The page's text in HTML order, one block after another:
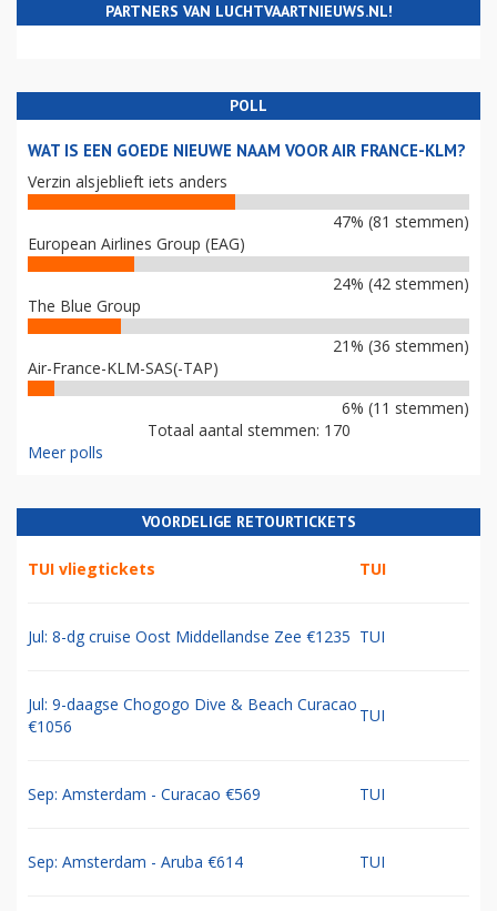
PARTNERS VAN LUCHTVAARTNIEUWS.NL!
POLL
WAT IS EEN GOEDE NIEUWE NAAM VOOR AIR FRANCE-KLM?
Verzin alsjeblieft iets anders
47% (81 stemmen)
European Airlines Group (EAG)
24% (42 stemmen)
The Blue Group
21% (36 stemmen)
Air-France-KLM-SAS(-TAP)
6% (11 stemmen)
Totaal aantal stemmen: 170
Meer polls
VOORDELIGE RETOURTICKETS
TUI vliegtickets TUI
Jul: 8-dg cruise Oost Middellandse Zee €1235 TUI
Jul: 9-daagse Chogogo Dive & Beach Curacao
€1056
TUI
Sep: Amsterdam - Curacao €569 TUI
Sep: Amsterdam - Aruba €614 TUI